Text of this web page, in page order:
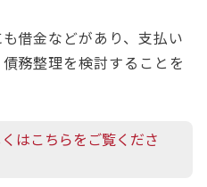
借金などがあり、支払い
務整理を検討することを
はこちらをご覧くださ